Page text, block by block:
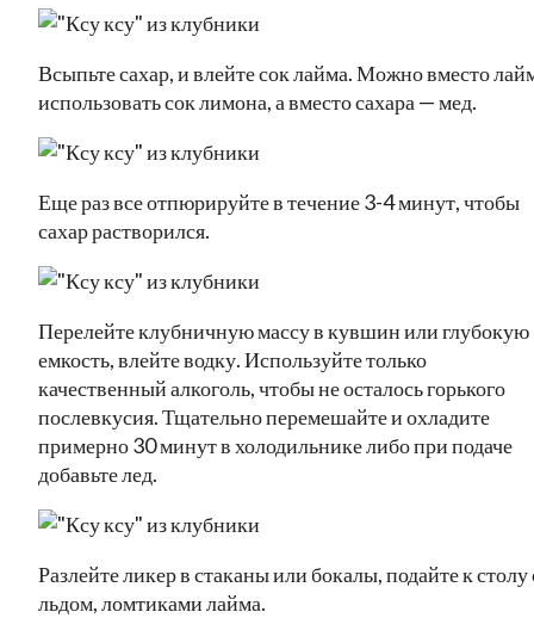
Всыпьте сахар, и влейте сок лайма. Можно вместо
использовать сок лимона, а вместо сахара — мед.
Еще раз все отпюрируйте в течение 3-4 минут, чтобы
сахар растворился.
Перелейте клубничную массу в кувшин или глубокую
емкость, влейте водку. Используйте только
качественный алкоголь, чтобы не осталось горького
послевкусия. Тщательно перемешайте и охладите
примерно 30 минут в холодильнике либо при подаче
добавьте лед.
Разлейте ликер в стаканы или бокалы, подайте к столу
льдом, ломтиками лайма.